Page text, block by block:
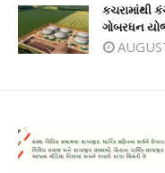
કચરામાંથી
ગોબરધન